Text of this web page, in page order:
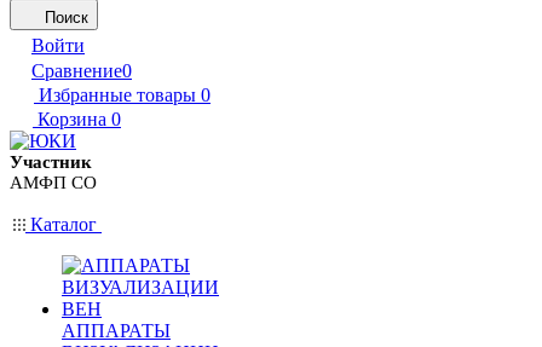
Поиск
Войти
Сравнение0
Избранные товары 0
Корзина 0
Участник
АМФП СО
Каталог
АППАРАТЫ